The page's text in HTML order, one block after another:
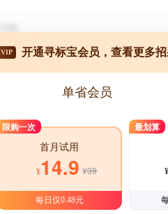
VIP 开通寻标宝会员，查看更多
单省会员
限购一次
首月试用
¥14.9 ¥39
每日仅0.48元
最划算
¥